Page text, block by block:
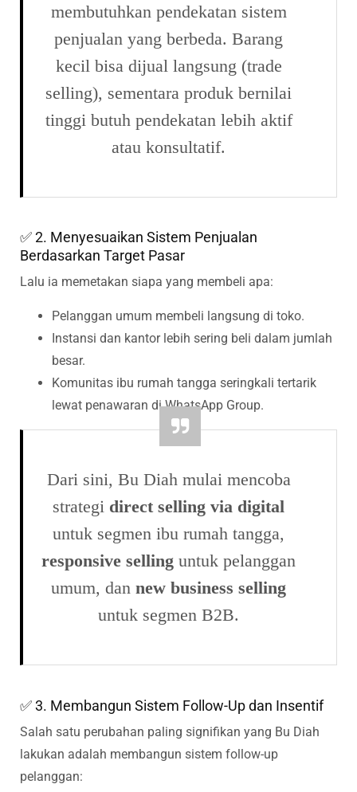
membutuhkan pendekatan sistem
penjualan yang berbeda. Barang
kecil bisa dijual langsung (trade
selling), sementara produk bernilai
tinggi butuh pendekatan lebih aktif
atau konsultatif.
✅ 2. Menyesuaikan Sistem Penjualan
Berdasarkan Target Pasar
Lalu ia memetakan siapa yang membeli apa:
Pelanggan umum membeli langsung di toko.
Instansi dan kantor lebih sering beli dalam jumlah
besar.
Komunitas ibu rumah tangga seringkali tertarik
lewat penawaran di WhatsApp Group.
Dari sini, Bu Diah mulai mencoba
strategi direct selling via digital
untuk segmen ibu rumah tangga,
responsive selling untuk pelanggan
umum, dan new business selling
untuk segmen B2B.
✅ 3. Membangun Sistem Follow-Up dan Insentif
Salah satu perubahan paling signifikan yang Bu Diah
lakukan adalah membangun sistem follow-up
pelanggan: